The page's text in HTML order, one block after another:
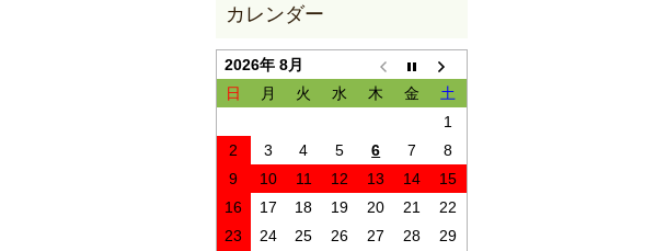
2026年 8月
日
月 火 水 木 金
土
1
2
3 4 5 6 7
8
9
10 11 12 13 14
15
16
17 18 19 20 21
22
23
24 25 26 27 28
29